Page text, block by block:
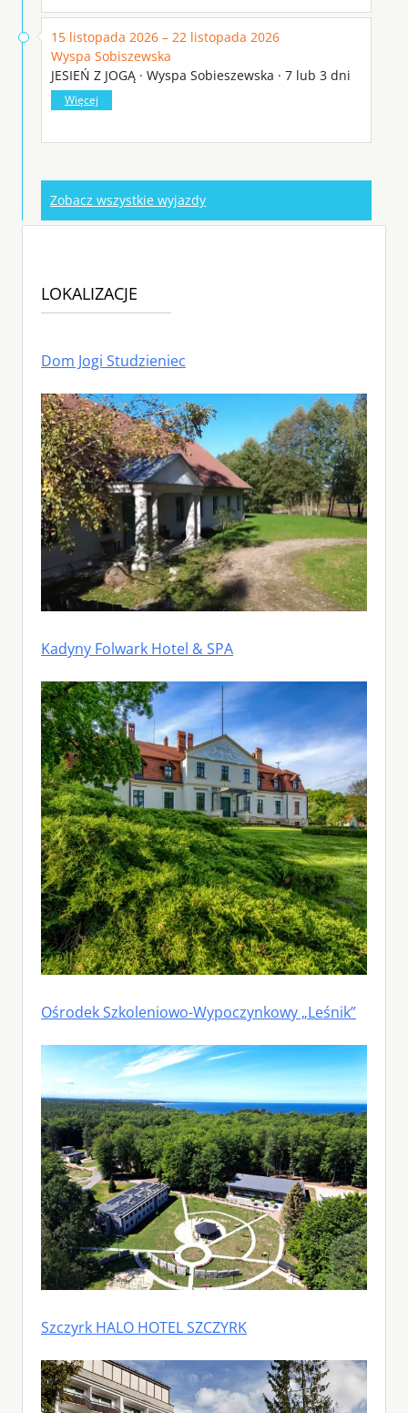
15 listopada 2026 – 22 listopada 2026
Wyspa Sobiszewska
JESIEŃ Z JOGĄ · Wyspa Sobieszewska · 7 lub 3 dni
Więcej
Zobacz wszystkie wyjazdy
LOKALIZACJE
Dom Jogi Studzieniec
Kadyny Folwark Hotel & SPA
Ośrodek Szkoleniowo-Wypoczynkowy „Leśnik”
Szczyrk HALO HOTEL SZCZYRK